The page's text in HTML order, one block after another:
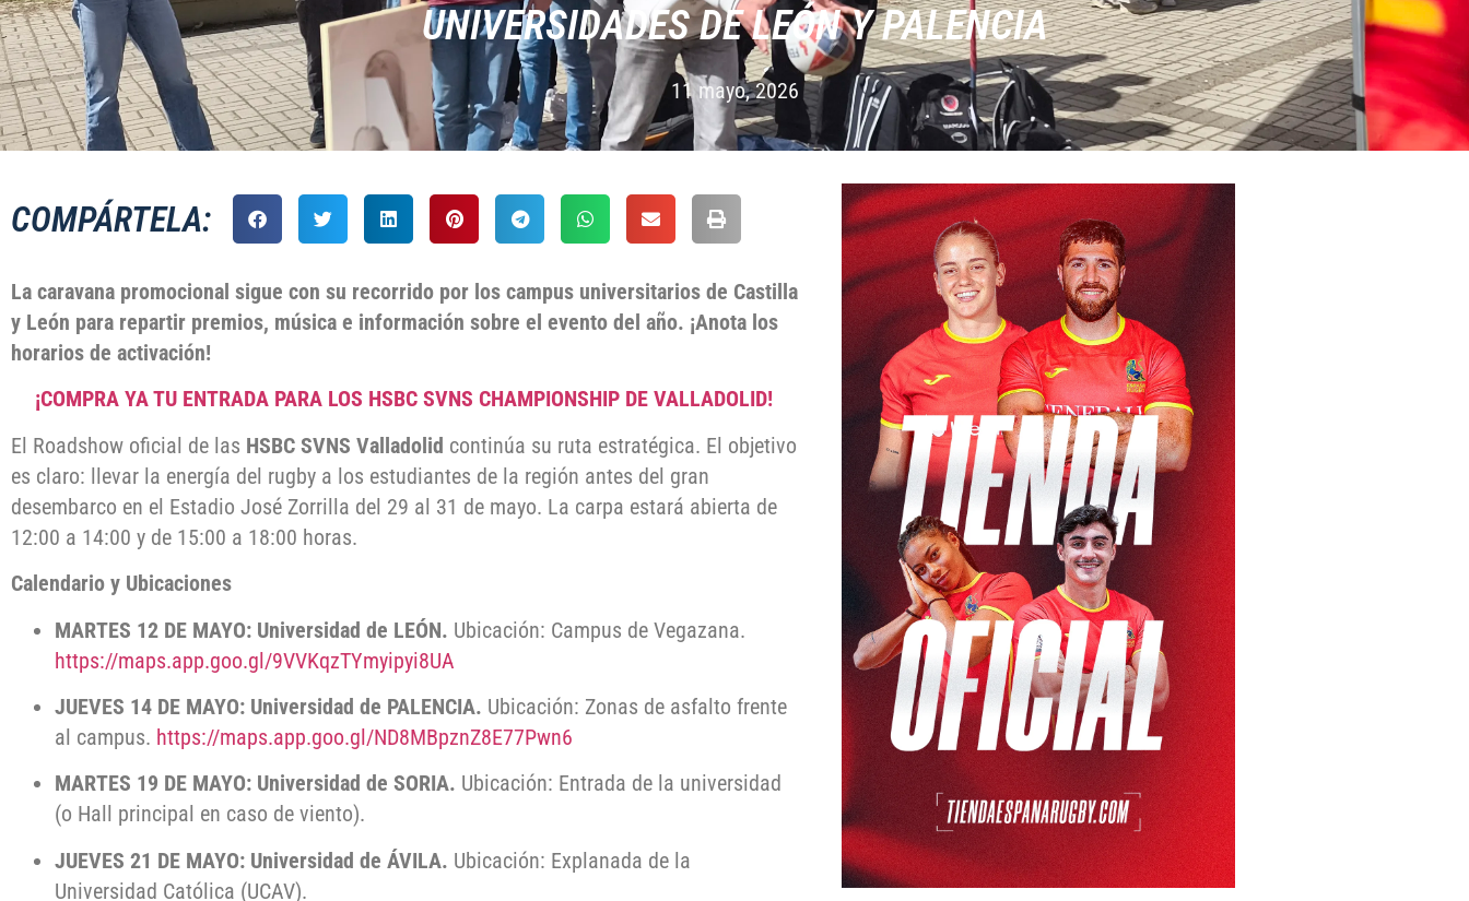
UNIVERSIDADES DE LEÓN Y PALENCIA
11 mayo, 2026
COMPÁRTELA:
La caravana promocional sigue con su recorrido por los campus universitarios de Castilla
y León para repartir premios, música e información sobre el evento del año. ¡Anota los
horarios de activación!
¡COMPRA YA TU ENTRADA PARA LOS HSBC SVNS CHAMPIONSHIP DE VALLADOLID!
El Roadshow oficial de las HSBC SVNS Valladolid continúa su ruta estratégica. El objetivo
es claro: llevar la energía del rugby a los estudiantes de la región antes del gran
desembarco en el Estadio José Zorrilla del 29 al 31 de mayo. La carpa estará abierta de
12:00 a 14:00 y de 15:00 a 18:00 horas.
Calendario y Ubicaciones
MARTES 12 DE MAYO: Universidad de LEÓN. Ubicación: Campus de Vegazana.
https://maps.app.goo.gl/9VVKqzTYmyipyi8UA
JUEVES 14 DE MAYO: Universidad de PALENCIA. Ubicación: Zonas de asfalto frente
al campus. https://maps.app.goo.gl/ND8MBpznZ8E77Pwn6
MARTES 19 DE MAYO: Universidad de SORIA. Ubicación: Entrada de la universidad
(o Hall principal en caso de viento).
JUEVES 21 DE MAYO: Universidad de ÁVILA. Ubicación: Explanada de la
Universidad Católica (UCAV).